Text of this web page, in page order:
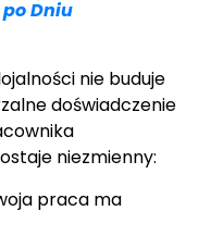
Dniu
nie buduje
doświadczenie
niezmienny:
praca ma